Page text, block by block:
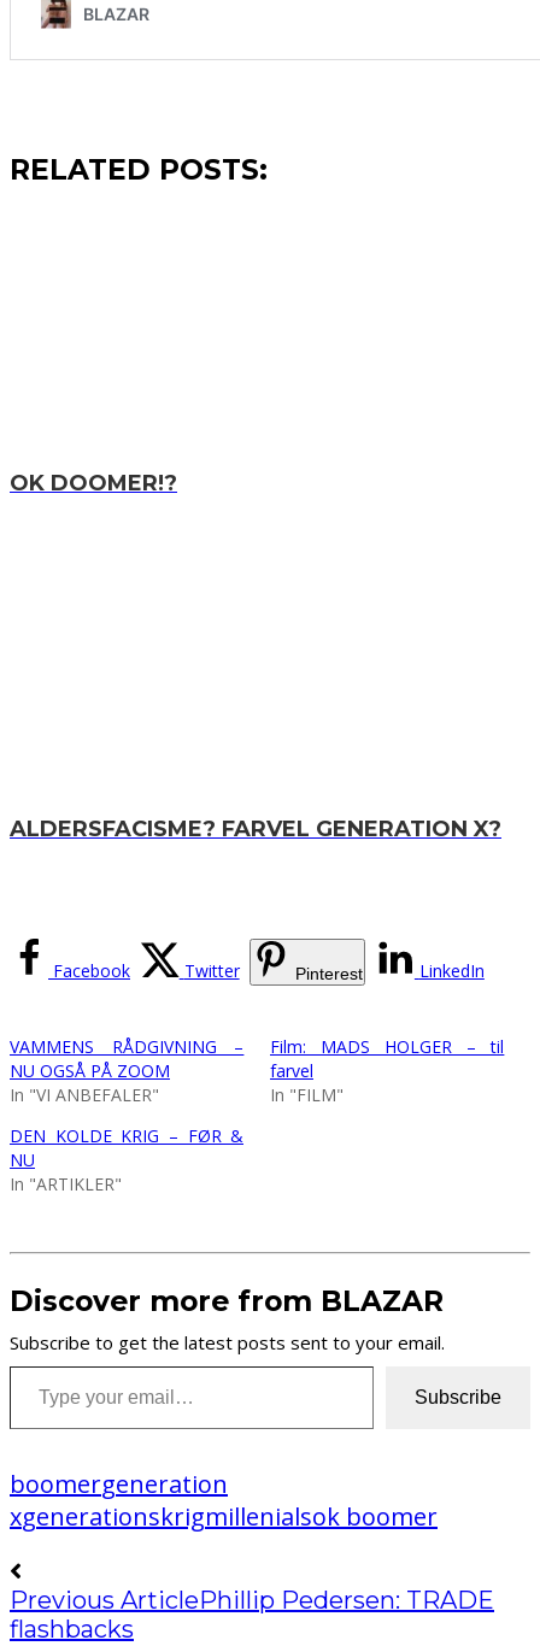
RELATED POSTS:
OK DOOMER!?
ALDERSFACISME? FARVEL GENERATION X?
Facebook Twitter Pinterest LinkedIn
VAMMENS RÅDGIVNING –
NU OGSÅ PÅ ZOOM
In "VI ANBEFALER"
Film: MADS HOLGER – til
farvel
In "FILM"
DEN KOLDE KRIG – FØR &
NU
In "ARTIKLER"
Discover more from BLAZAR
Subscribe to get the latest posts sent to your email.
Type your email…
Subscribe
boomergeneration
xgenerationskrigmillenialsok boomer
Previous ArticlePhillip Pedersen: TRADE
flashbacks